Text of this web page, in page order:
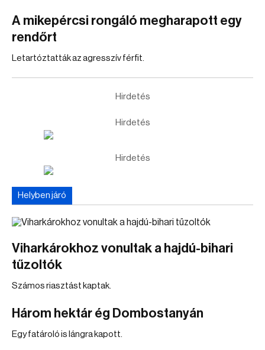
A mikepércsi rongáló megharapott egy
rendőrt
Letartóztatták az agresszív férfit.
Hirdetés
Hirdetés
Hirdetés
Helyben járó
Viharkárokhoz vonultak a hajdú-bihari
tűzoltók
Számos riasztást kaptak.
Három hektár ég Dombostanyán
Egy fatároló is lángra kapott.